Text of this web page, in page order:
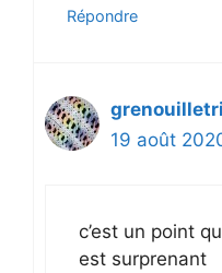
Répondre
19 août
c’est un point
est surprenant